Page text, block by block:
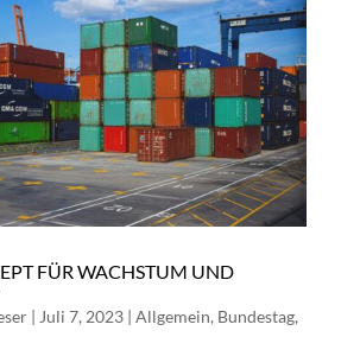
FÜR WACHSTUM UND
| Juli 7, 2023| Allgemein, Bundestag,